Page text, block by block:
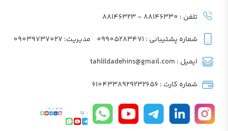
تلفن : 88146330 - 88146323
شماره پشتیبانی : 09905283471 مدیریت: 09039737027
ایمیل : tahlildadehins@gmail.com
شماره کارت : 6104338929232656